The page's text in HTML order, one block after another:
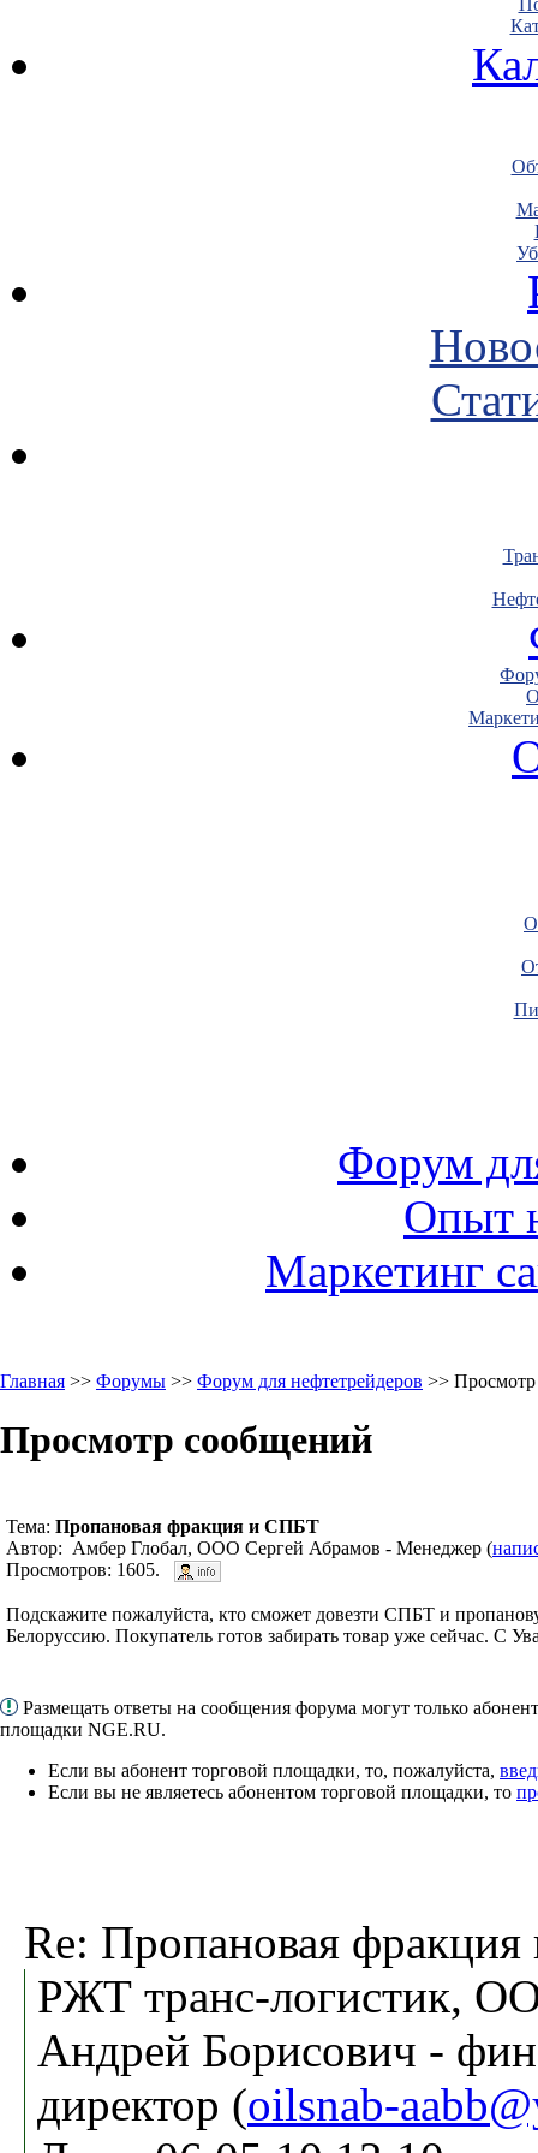
Форум
Опыт
Маркетинг
Главная >> Форумы >> Форум для нефтетрейдеров >>
Просмотр сообщений
Тема: Пропановая фракция и СПБТ
Автор: Амбер Глобал, ООО Сергей Абрамов - Менеджер (
Просмотров: 1605.
Подскажите пожалуйста, кто сможет довезти СПБТ и
Белоруссию. Покупатель готов забирать товар уже сейчас. С
Размещать ответы на сообщения форума могут только
площадки NGE.RU.
Если вы абонент торговой площадки, то, пожалуйста,
Если вы не являетесь абонентом торговой площадки, то
Re: Пропановая
РЖТ транс-логистик,
Андрей Борисович -
директор (oilsnab-